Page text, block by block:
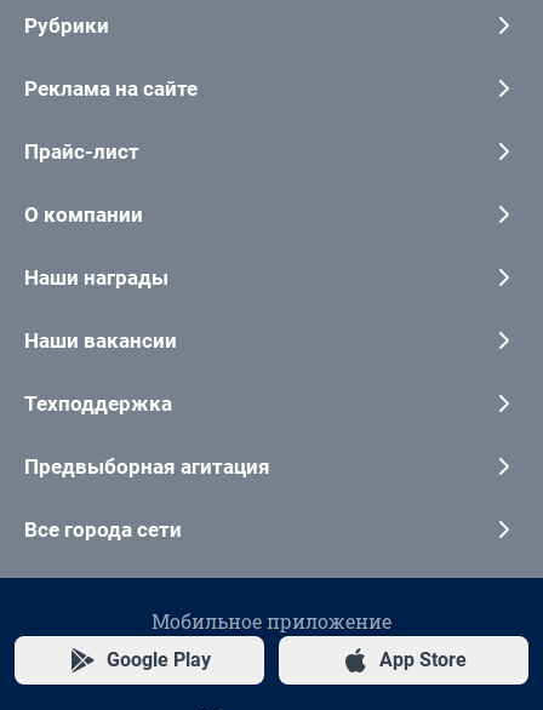
Рубрики
Реклама на сайте
Прайс-лист
О компании
Наши награды
Наши вакансии
Техподдержка
Предвыборная агитация
Все города сети
Мобильное приложение
Google Play App Store